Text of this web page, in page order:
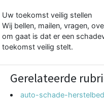
Uw toekomst veilig stellen
Wij bellen, mailen, vragen,
om gaat is dat er een
toekomst veilig stelt.
Gerelateerde
auto-schade-